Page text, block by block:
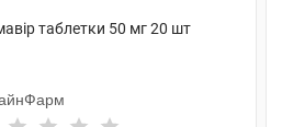
таблетки 50 мг 20 шт